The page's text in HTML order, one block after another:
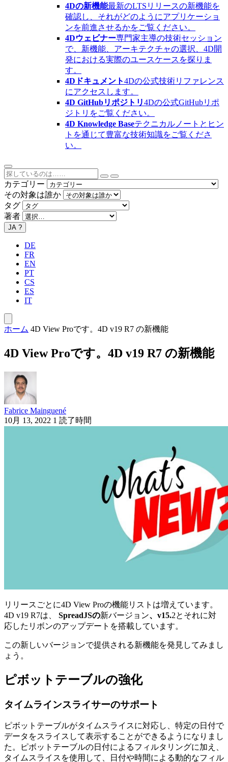
4Dの新機能最新のLTSリリースの新機能を
確認し、それがどのようにアプリケーショ
ンを前進させるかをご覧ください。
4Dウェビナー専門家主導の技術セッション
で、新機能、アーキテクチャの選択、4D開
発における実際のユースケースを探りま
す。
4Dドキュメント4Dの公式技術リファレンス
にアクセスします。
4D GitHubリポジトリ4Dの公式GitHubリポ
ジトリをご覧ください。
4D Knowledge Baseテクニカルノートとヒン
トを通じて豊富な技術知識をご覧くださ
い。
カテゴリー
その対象は誰か
タグ
著者
JA ?
DE
FR
EN
PT
CS
ES
IT
ホーム 4D View Proです。4D v19 R7 の新機能
4D View Proです。4D v19 R7 の新機能
Fabrice Mainguené
10月 13, 2022 1 読了時間
リリースごとに4D View Proの機能リストは増えています。
4D v19 R7は
SpreadJSの新バージョン、v15.2と それに対
応したリボンのアップデートを搭載しています。
この新しいバージョンで提供される新機能を発見してみまし
ょう。
ピボットテーブルの強化
タイムラインスライサーのサポート
ピボットテーブルがタイムスライスに対応し、特定の日付で
データをスライスして表示することができるようになりまし
た。ピボットテーブルの日付によるフィルタリングに加え、
タイムスライスを使用して、日付や時間による動的なフィル